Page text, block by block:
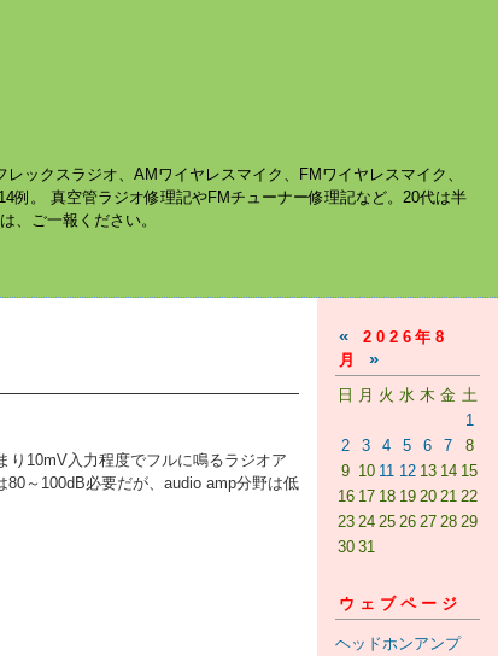
ックスラジオ、AMワイヤレスマイク、FMワイヤレスマイク、
例。 真空管ラジオ修理記やFMチューナー修理記など。20代は半
、ご一報ください。
10mV入力程度でフルに鳴るラジオア
～100dB必要だが、audio amp分野は低
« 2026年8
月
»
日 月 火 水 木 金 土
1
2
3 4 5 6 7
8
9 10 11 12 13 14 15
16 17 18 19 20 21 22
23 24 25 26 27 28 29
30 31
ウェブページ
ヘッドホンアンプ